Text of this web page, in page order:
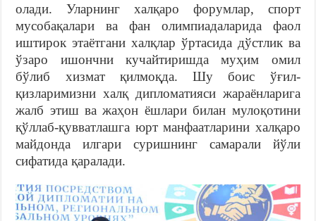
олади. Уларнинг халқаро форумлар, спорт
мусобақалари ва фан олимпиадаларида фаол
иштирок этаётгани халқлар ўртасида дўстлик ва
ўзаро ишончни кучайтиришда муҳим омил
бўлиб хизмат қилмоқда. Шу боис ўғил-
қизларимизни халқ дипломатияси жараёнларига
жалб этиш ва жаҳон ёшлари билан мулоқотини
қўллаб-қувватлашга юрт манфаатларини халқаро
майдонда илгари суришнинг самарали йўли
сифатида қаралади.